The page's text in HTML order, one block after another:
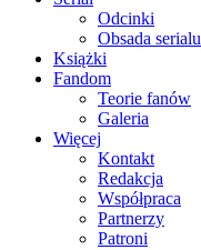
Odcinki
Obsada serialu
Książki
Fandom
Teorie fanów
Galeria
Więcej
Kontakt
Redakcja
Współpraca
Partnerzy
Patroni